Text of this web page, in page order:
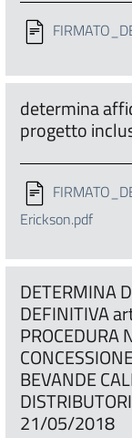
determina
progetto
Erickson.pdf
DETERMINA
DEFINITIVA
PROCEDURA
BEVANDE
21/05/2018